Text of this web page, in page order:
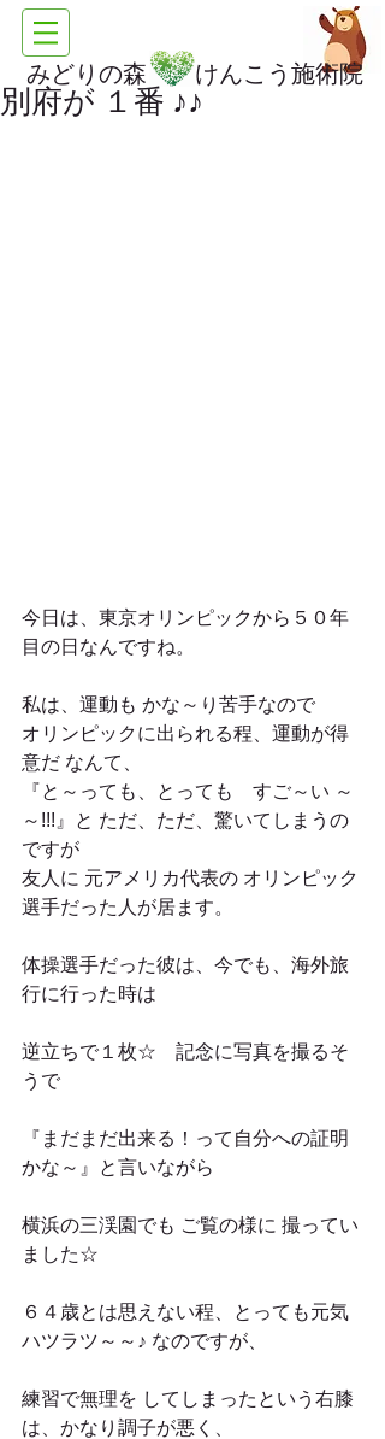
みどりの森 けんこう施術院
別府が １番 ♪♪
今日は、東京オリンピックから５０年
目の日なんですね。
私は、運動も かな～り苦手なので
オリンピックに出られる程、運動が得
意だ なんて、
『と～っても、とっても　すご～い ～
～!!!』と ただ、ただ、驚いてしまうの
ですが
友人に 元アメリカ代表の オリンピック
選手だった人が居ます。
体操選手だった彼は、今でも、海外旅
行に行った時は
逆立ちで１枚☆　記念に写真を撮るそ
うで
『まだまだ出来る！って自分への証明
かな～』と言いながら
横浜の三渓園でも ご覧の様に 撮ってい
ました☆
６４歳とは思えない程、とっても元気
ハツラツ～～♪ なのですが、
練習で無理を してしまったという右膝
は、かなり調子が悪く、